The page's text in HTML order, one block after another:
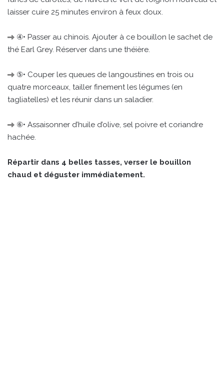
laisser cuire 25 minutes environ à feux doux.
④• Passer au chinois. Ajouter à ce bouillon le sachet de
thé Earl Grey. Réserver dans une théière.
⑤• Couper les queues de langoustines en trois ou
quatre morceaux, tailler finement les légumes (en
tagliatelles) et les réunir dans un saladier.
⑥• Assaisonner d’huile d’olive, sel poivre et coriandre
hachée.
Répartir dans 4 belles tasses, verser le bouillon
chaud et déguster immédiatement.